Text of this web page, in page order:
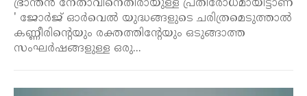
ഭ്രാന്തൻ നേതാവിനെതിരായുള്ള പ്രതിരോധമായിട്ടാണ്
' ജോർജ് ഓർവെൽ യുദ്ധങ്ങളുടെ ചരിത്രമെടുത്താൽ
കണ്ണീരിന്റെയും രക്തത്തിന്റേയും ഒടുങ്ങാത്ത
സംഘർഷങ്ങളുള്ള ഒരു...